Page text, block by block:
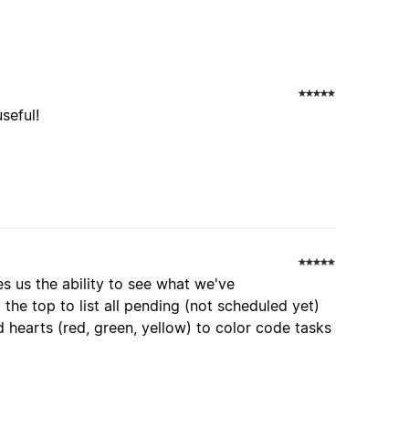
us the ability to see what we've
top to list all pending (not scheduled yet)
hearts (red, green, yellow) to color code tasks